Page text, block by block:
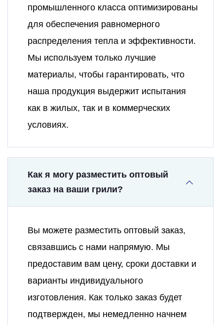
промышленного класса оптимизированы
для обеспечения равномерного
распределения тепла и эффективности.
Мы используем только лучшие
материалы, чтобы гарантировать, что
наша продукция выдержит испытания
как в жилых, так и в коммерческих
условиях.
Как я могу разместить оптовый
заказ на ваши грили?
Вы можете разместить оптовый заказ,
связавшись с нами напрямую. Мы
предоставим вам цену, сроки доставки и
варианты индивидуального
изготовления. Как только заказ будет
подтвержден, мы немедленно начнем